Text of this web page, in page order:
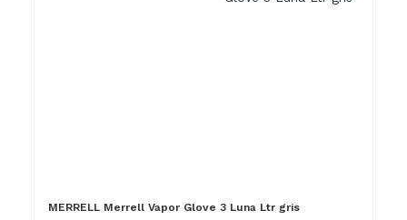
MERRELL Merrell Vapor Glove 3 Luna Ltr gris